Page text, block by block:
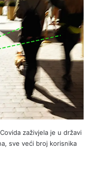
zaživjela je u državi
sve veći broj korisnika